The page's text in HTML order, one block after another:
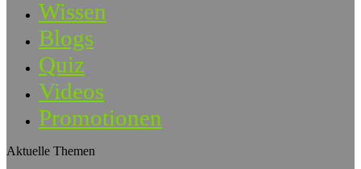
Wissen
Blogs
Quiz
Videos
Promotionen
Aktuelle Themen